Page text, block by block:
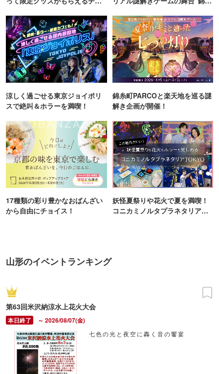
涼しく過ごせる東京ジョイポリ
スで絶叫＆ホラーを満喫！
錦糸町PARCOと楽天地を巡る謎
解き企画が開催！
17種類の彩り豊かなおばんざい
から自由にチョイス！
妖怪夏祭りや花火で夏を満喫！
コニカミノルタプラネタリア
山形のイベントランキング
第63回米沢納涼水上花火大会
～ 2026/08/07(金)
七色の光と夜空に轟く音の饗宴